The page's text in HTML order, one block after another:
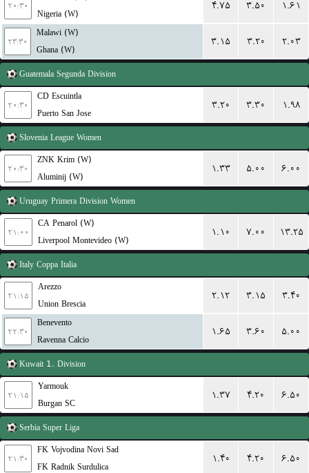
۲۰:۳۰
Nigeria (W)
۴.۷۵ ۳.۵۰ ۱.۶۱
۲۳:۳۰
Malawi (W)
Ghana (W)
۳.۱۵ ۳.۲۰ ۲.۰۳
Guatemala Segunda Division
۲۰:۳۰
CD Escuintla
Puerto San Jose
۳.۲۰ ۳.۳۰ ۱.۹۸
Slovenia League Women
۲۰:۳۰
ZNK Krim (W)
Aluminij (W)
۱.۳۳ ۵.۰۰ ۶.۰۰
Uruguay Primera Division Women
۲۱:۰۰
CA Penarol (W)
Liverpool Montevideo (W)
۱.۱۰ ۷.۰۰ ۱۳.۲۵
Italy Coppa Italia
۲۱:۱۵
Arezzo
Union Brescia
۲.۱۲ ۳.۱۵ ۳.۴۰
۲۲:۳۰
Benevento
Ravenna Calcio
۱.۶۵ ۳.۶۰ ۵.۰۰
Kuwait 1. Division
۲۱:۱۵
Yarmouk
Burgan SC
۱.۳۷ ۴.۲۰ ۶.۵۰
Serbia Super Liga
۲۱:۳۰
FK Vojvodina Novi Sad
FK Radnik Surdulica
۱.۴۰ ۴.۲۰ ۶.۵۰